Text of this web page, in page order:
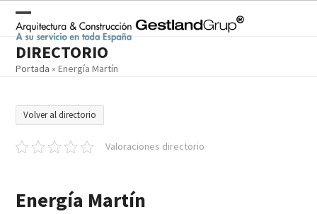
contentOpen
mobile
menu
Close
mobile
menu
DIRECTORIO
Portada »Energía Martín
Volver al directorio
Valoraciones directorio
Energía Martín